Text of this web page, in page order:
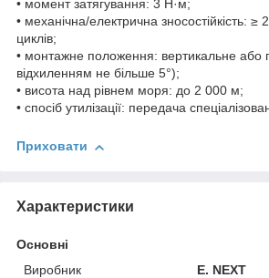
• момент затягування: 3 Н·м;
• механічна/електрична зносостійкість:
циклів;
• монтажне положення: вертикальне або
відхиленням не більше 5°);
• висота над рівнем моря: до 2 000 м;
• спосіб утилізації: передача
Приховати
Характеристики
Основні
Виробник
E. NEXT